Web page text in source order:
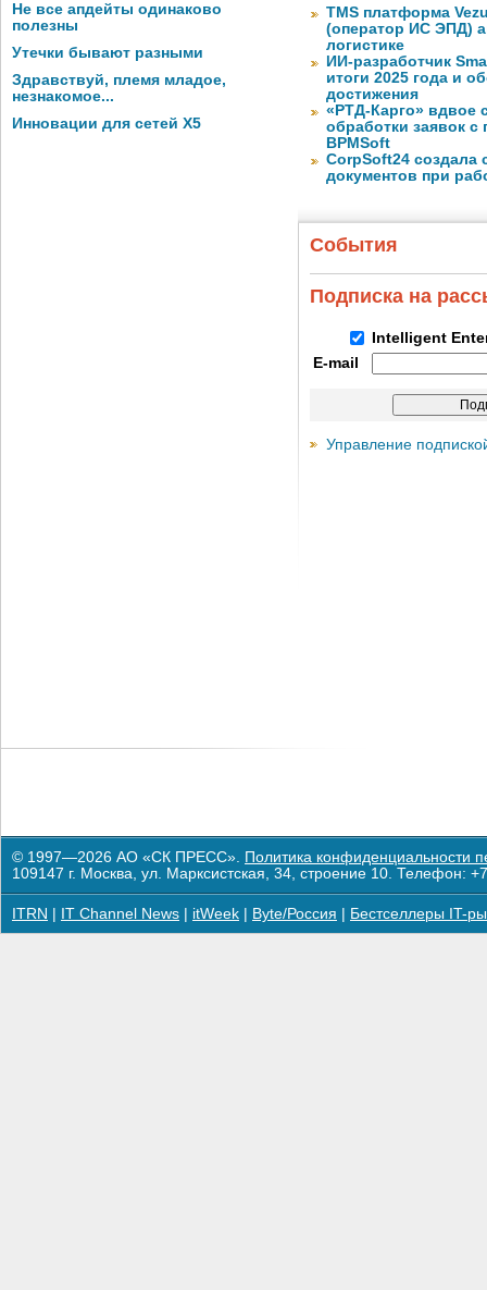
Не все апдейты одинаково
полезны
Утечки бывают разными
Здравствуй, племя младое,
незнакомое...
Инновации для сетей X5
TMS платформа
(оператор ИС ЭПД)
логистике
ИИ-разработчик
итоги 2025 года и
достижения
«РТД-Карго» вдвое
обработки заявок
BPMSoft
CorpSoft24 создала
документов при
События
Подписка на
Intelligent
E-mail
Управление
© 1997—2026 АО «СК ПРЕСС». Политика конфиденциальности
109147 г. Москва, ул. Марксистская, 34, строение 10. Телефон:
ITRN IT Channel News itWeek Byte/Россия Бестселлеры IT-